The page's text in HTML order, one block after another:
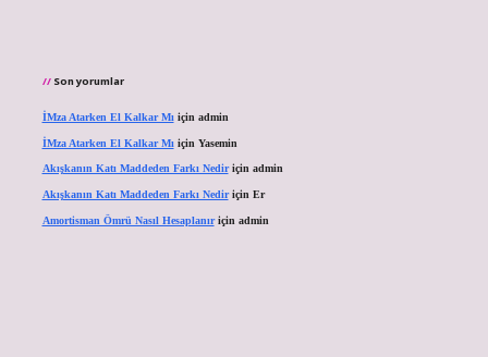
Son yorumlar
İMza Atarken El Kalkar Mıiçin admin
İMza Atarken El Kalkar Mıiçin Yasemin
Akışkanın Katı Maddeden Farkı Nediriçin admin
Akışkanın Katı Maddeden Farkı Nediriçin Er
Amortisman Ömrü Nasıl Hesaplanıriçin admin